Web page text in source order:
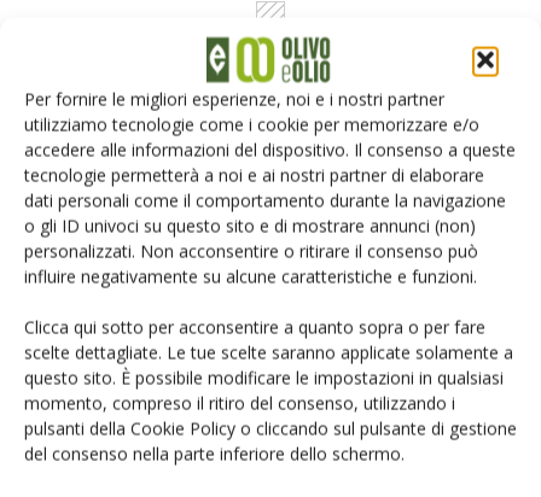
Per fornire le migliori esperienze, noi e i nostri partner
utilizziamo tecnologie come i cookie per memorizzare e/o
accedere alle informazioni del dispositivo. Il consenso a queste
tecnologie permetterà a noi e ai nostri partner di elaborare
dati personali come il comportamento durante la navigazione
o gli ID univoci su questo sito e di mostrare annunci (non)
personalizzati. Non acconsentire o ritirare il consenso può
influire negativamente su alcune caratteristiche e funzioni.
Clicca qui sotto per acconsentire a quanto sopra o per fare
scelte dettagliate. Le tue scelte saranno applicate solamente a
questo sito. È possibile modificare le impostazioni in qualsiasi
momento, compreso il ritiro del consenso, utilizzando i
pulsanti della Cookie Policy o cliccando sul pulsante di gestione
del consenso nella parte inferiore dello schermo.
Rimani aggiornato sul mondo
dell’agricoltura